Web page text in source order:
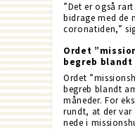
”Det er også
bidrage med de
coronatiden,”
Ordet
begreb blandt
Ordet
begreb blandt
måneder. For
rundt, at der
nede i